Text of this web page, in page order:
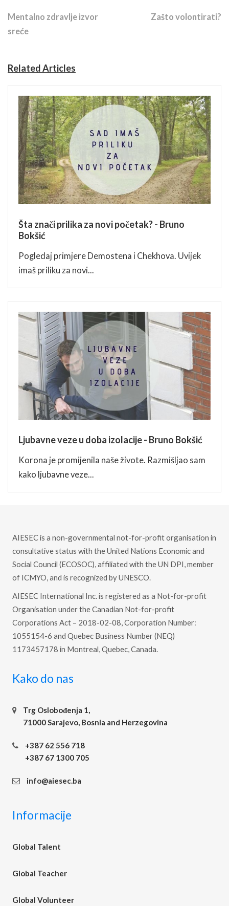
Mentalno zdravlje izvor
sreće
Zašto volontirati?
Related Articles
Šta znači prilika za novi početak? - Bruno
Bokšić
Pogledaj primjere Demostena i Chekhova. Uvijek
imaš priliku za novi...
Ljubavne veze u doba izolacije - Bruno Bokšić
Korona je promijenila naše živote. Razmišljao sam
kako ljubavne veze...
AIESEC is a non-governmental not-for-profit organisation in
consultative status with the United Nations Economic and
Social Council (ECOSOC), affiliated with the UN DPI, member
of ICMYO, and is recognized by UNESCO.
AIESEC International Inc. is registered as a Not-for-profit
Organisation under the Canadian Not-for-profit
Corporations Act – 2018-02-08, Corporation Number:
1055154-6 and Quebec Business Number (NEQ)
1173457178 in Montreal, Quebec, Canada.
Kako do nas
Trg Oslobođenja 1,
71000 Sarajevo, Bosnia and Herzegovina
+387 62 556 718
+387 67 1300 705
info@aiesec.ba
Informacije
Global Talent
Global Teacher
Global Volunteer